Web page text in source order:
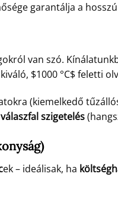
garantálja a
van szó.
$1000 °C$feletti
(kiemelkedő
válaszfal szigetelés
ek – ideálisak, ha